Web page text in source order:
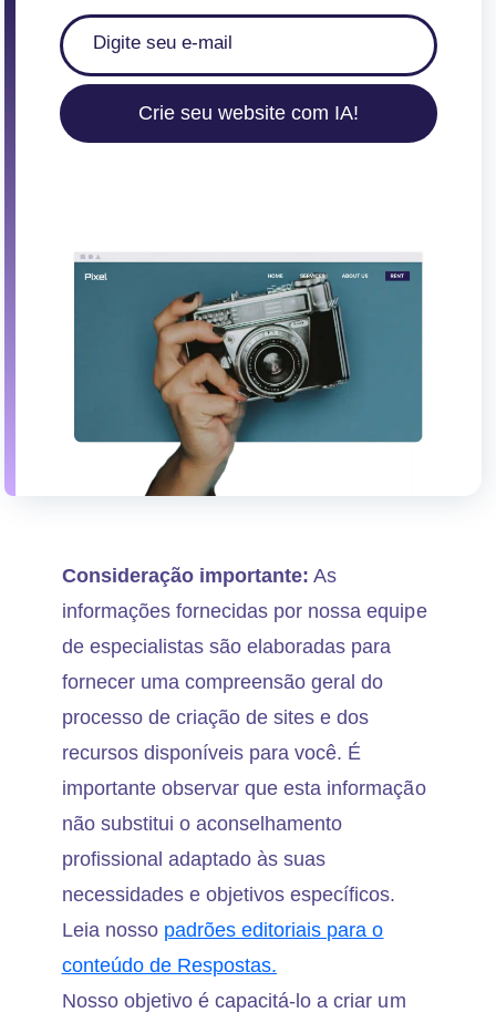
Crie seu website com IA!
Consideração importante: As
informações fornecidas por nossa equipe
de especialistas são elaboradas para
fornecer uma compreensão geral do
processo de criação de sites e dos
recursos disponíveis para você. É
importante observar que esta informação
não substitui o aconselhamento
profissional adaptado às suas
necessidades e objetivos específicos.
Leia nosso padrões editoriais para o
conteúdo de Respostas.
Nosso objetivo é capacitá-lo a criar um